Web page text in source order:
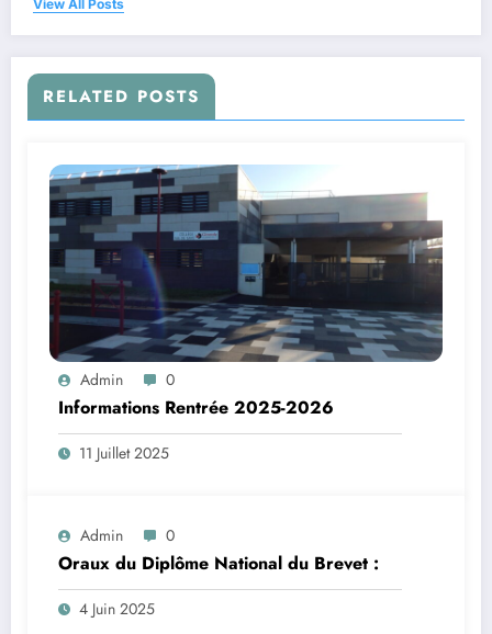
View All Posts
RELATED POSTS
Admin 0
Informations Rentrée 2025-2026
11 Juillet 2025
Admin 0
Oraux du Diplôme National du Brevet :
4 Juin 2025